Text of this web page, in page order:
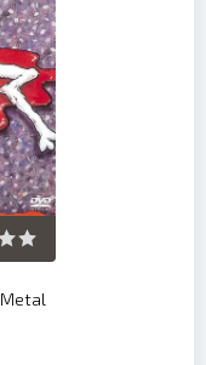
Metal